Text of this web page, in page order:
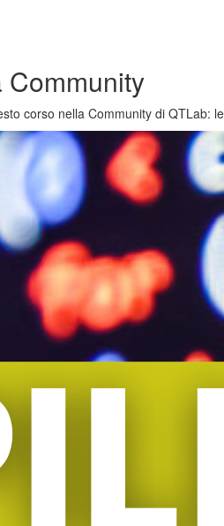
corso nella Community di QTLab: le